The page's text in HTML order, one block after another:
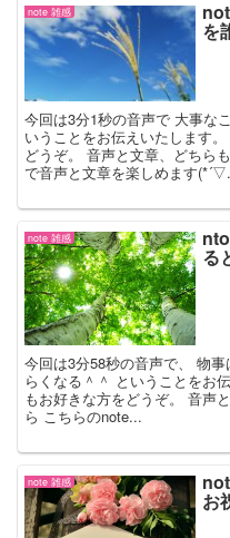
note 雑感
を
今回は3分1秒の音声で 大事な
いうことをお伝えいたします
どうぞ。 音声と文章、どちら
で音声と文章を楽しめます
note 雑感
る
今回は3分58秒の音声で、 物
らくなる＾＾ ということをお
もお好きな方をどうぞ。 音声
ら こちらのnote...
note 雑感
お